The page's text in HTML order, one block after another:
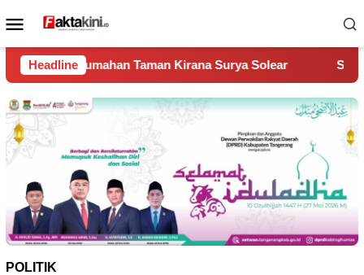
ke
Menu
Mobile
Headline
Taman Kirana Surya Solear Spanyol Juara Piala
POLITIK